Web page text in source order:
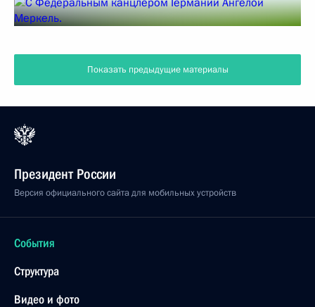
Показать предыдущие материалы
Президент России
Версия официального сайта для мобильных устройств
События
Структура
Видео и фото